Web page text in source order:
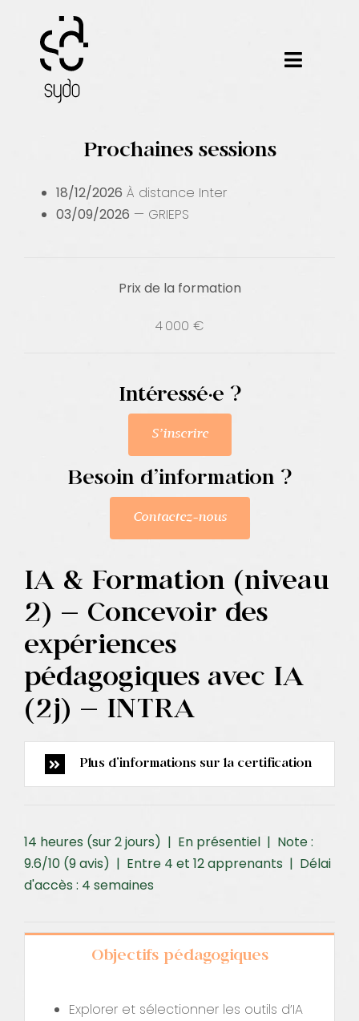
contenu
Toggle
Nos formations
Prochaines sessions
18/12/2026 À distance Inter
03/09/2026 — GRIEPS
Prix de la formation
4 000 €
Intéressé·e ?
S’inscrire
Besoin d’information ?
Contactez-nous
IA & Formation (niveau
2) – Concevoir des
expériences
pédagogiques avec IA
(2j) – INTRA
Plus d'informations sur la certification
14 heures (sur 2 jours) | En présentiel | Note :
9.6/10 (9 avis) | Entre 4 et 12 apprenants | Délai
d'accès : 4 semaines
Objectifs pédagogiques
Explorer et sélectionner les outils d’IA